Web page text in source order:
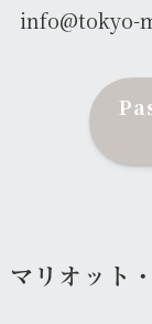
マリオット